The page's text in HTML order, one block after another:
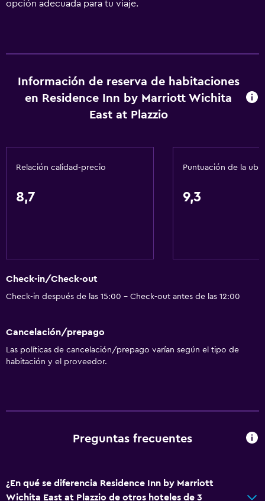
opción adecuada para tu viaje.
Información de reserva de habitaciones
en Residence Inn by Marriott Wichita
East at Plazzio
Relación calidad-precio
8,7
Puntuación de la
9,3
Check-in/Check-out
Check-in después de las 15:00 - Check-out antes de las 12:00
Cancelación/prepago
Las políticas de cancelación/prepago varían según el tipo de
habitación y el proveedor.
Preguntas frecuentes
¿En qué se diferencia Residence Inn by Marriott
Wichita East at Plazzio de otros hoteles de 3